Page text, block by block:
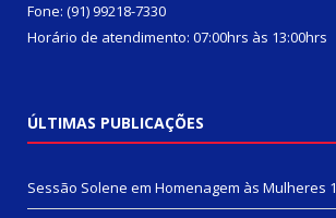
Fone: (91) 99218-7330
Horário de atendimento: 07:00hrs às 13:00hrs
ÚLTIMAS PUBLICAÇÕES
Sessão Solene em Homenagem às Mulheres